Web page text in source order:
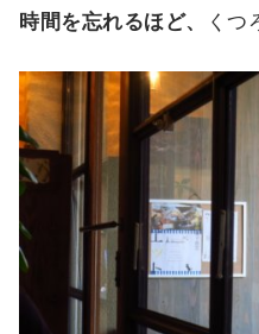
時間を忘れるほど、 くつ